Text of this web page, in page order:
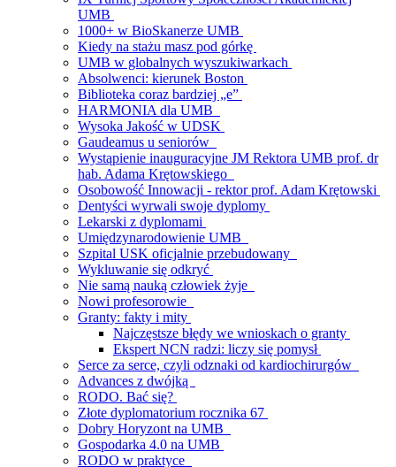
UMB
1000+ w BioSkanerze UMB
Kiedy na stażu masz pod górkę
UMB w globalnych wyszukiwarkach
Absolwenci: kierunek Boston
Biblioteka coraz bardziej „e”
HARMONIA dla UMB
Wysoka Jakość w UDSK
Gaudeamus u seniorów
Wystąpienie inauguracyjne JM Rektora UMB prof. dr
hab. Adama Krętowskiego
Osobowość Innowacji - rektor prof. Adam Krętowski
Dentyści wyrwali swoje dyplomy
Lekarski z dyplomami
Umiędzynarodowienie UMB
Szpital USK oficjalnie przebudowany
Wykluwanie się odkryć
Nie samą nauką człowiek żyje
Nowi profesorowie
Granty: fakty i mity
Najczęstsze błędy we wnioskach o granty
Ekspert NCN radzi: liczy się pomysł
Serce za serce, czyli odznaki od kardiochirurgów
Advances z dwójką
RODO. Bać się?
Złote dyplomatorium rocznika 67
Dobry Horyzont na UMB
Gospodarka 4.0 na UMB
RODO w praktyce